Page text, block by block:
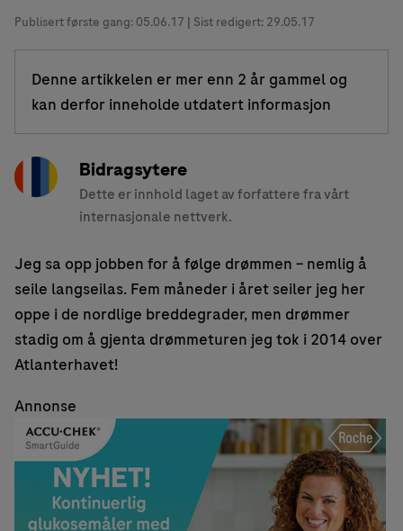
Publisert første gang: 05.06.17 | Sist redigert: 29.05.17
Denne artikkelen er mer enn 2 år gammel og
kan derfor inneholde utdatert informasjon
Bidragsytere
Dette er innhold laget av forfattere fra vårt
internasjonale nettverk.
Jeg sa opp jobben for å følge drømmen – nemlig å
seile langseilas. Fem måneder i året seiler jeg her
oppe i de nordlige breddegrader, men drømmer
stadig om å gjenta drømmeturen jeg tok i 2014 over
Atlanterhavet!
Annonse